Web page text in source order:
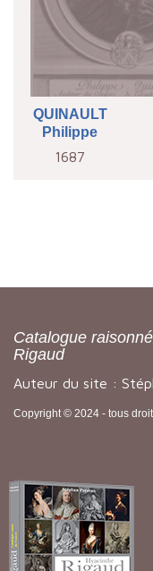
QUINAULT
Philippe
1687
Catalogue
Rigaud
Auteur du site :
Copyright © 2024 - tous